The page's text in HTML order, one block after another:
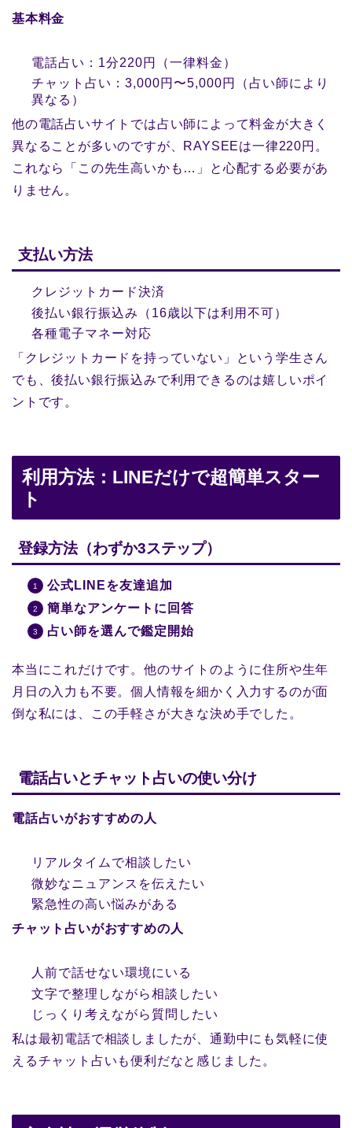
基本料金
電話占い：1分220円（一律料金）
チャット占い：3,000円〜5,000円（占い師により
異なる）
他の電話占いサイトでは占い師によって料金が大きく
異なることが多いのですが、RAYSEEは一律220円。
これなら「この先生高いかも…」と心配する必要があ
りません。
支払い方法
クレジットカード決済
後払い銀行振込み（16歳以下は利用不可）
各種電子マネー対応
「クレジットカードを持っていない」という学生さん
でも、後払い銀行振込みで利用できるのは嬉しいポイ
ントです。
利用方法：LINEだけで超簡単スター
ト
登録方法（わずか3ステップ）
公式LINEを友達追加
簡単なアンケートに回答
占い師を選んで鑑定開始
本当にこれだけです。他のサイトのように住所や生年
月日の入力も不要。個人情報を細かく入力するのが面
倒な私には、この手軽さが大きな決め手でした。
電話占いとチャット占いの使い分け
電話占いがおすすめの人
リアルタイムで相談したい
微妙なニュアンスを伝えたい
緊急性の高い悩みがある
チャット占いがおすすめの人
人前で話せない環境にいる
文字で整理しながら相談したい
じっくり考えながら質問したい
私は最初電話で相談しましたが、通勤中にも気軽に使
えるチャット占いも便利だなと感じました。